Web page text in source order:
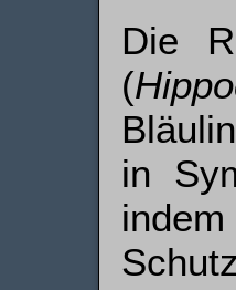
Die
(
in